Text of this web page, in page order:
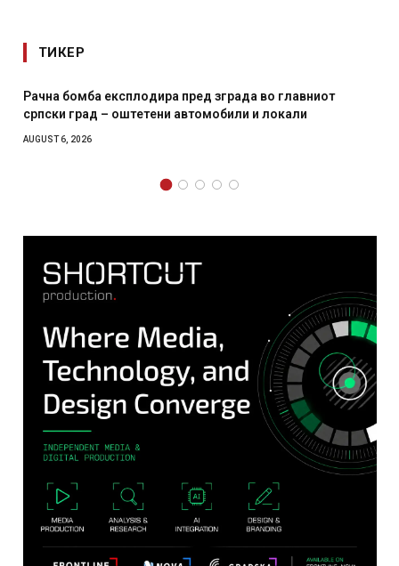
ТИКЕР
И Данска се милитарилизира – воведува нова 11-
месечна воена
AUGUST 4, 2026